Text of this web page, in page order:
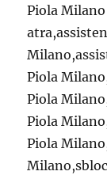
Piola
Piola
Piola
Piola
Piola